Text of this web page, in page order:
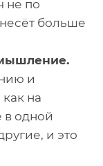
не по
больше
и
на
в одной
и это